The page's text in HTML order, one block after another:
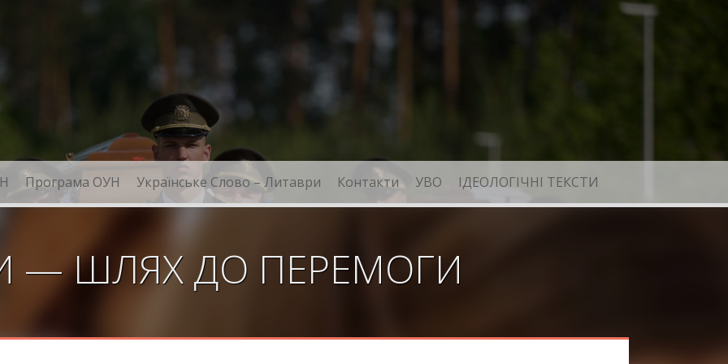
Програма ОУН Українське Слово – Литаври Контакти УВО ІДЕОЛОГІЧНІ ТЕКСТИ
— ШЛЯХ ДО ПЕРЕМОГИ